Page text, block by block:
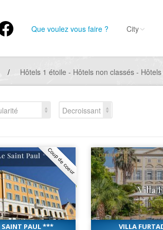
Que voulez vous faire ? City
/ Hôtels 1 étoile - Hôtels non classés -
Decroissant
Coup de coeur
SAINT PAUL ***
VILLA